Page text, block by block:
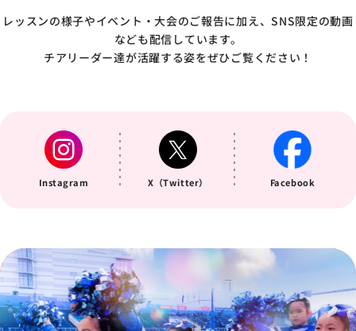
レッスンの様子やイベント・大会のご報告に加え、SNS限定の動画
なども配信しています。
チアリーダー達が活躍する姿をぜひご覧ください！
Instagram X（Twitter） Facebook